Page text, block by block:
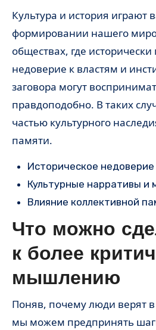
Культура и история играют
формировании нашего
обществах, где
недоверие к властям и
заговора могут
правдоподобно. В таких
частью культурного
памяти.
Историческое недоверие
Культурные нарративы и
Влияние коллективной
Что можно
к более
мышлению
Поняв, почему люди верят в
мы можем предпринять